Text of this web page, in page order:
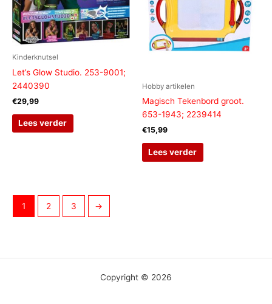
Kinderknutsel
Let’s Glow Studio. 253-9001;
2440390
€29,99
Lees verder
Hobby artikelen
Magisch Tekenbord groot.
653-1943; 2239414
€15,99
Lees verder
1 2 3 →
Copyright © 2026